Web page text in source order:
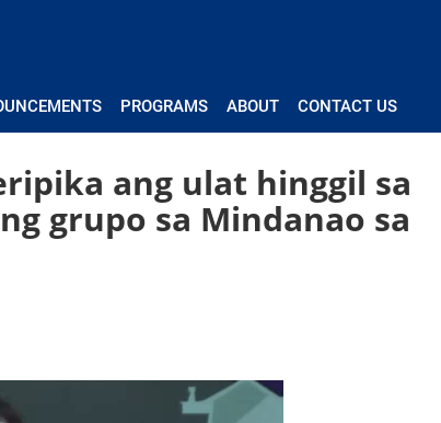
PROGRAMS ABOUT CONTACT US
ang ulat hinggil sa
grupo sa Mindanao sa